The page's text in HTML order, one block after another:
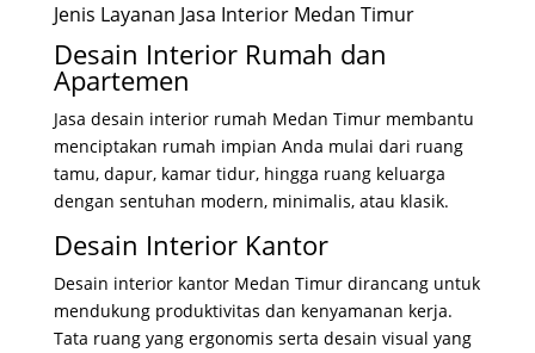
Jenis Layanan Jasa Interior Medan Timur
Desain Interior Rumah dan
Apartemen
Jasa desain interior rumah Medan Timur membantu
menciptakan rumah impian Anda mulai dari ruang
tamu, dapur, kamar tidur, hingga ruang keluarga
dengan sentuhan modern, minimalis, atau klasik.
Desain Interior Kantor
Desain interior kantor Medan Timur dirancang untuk
mendukung produktivitas dan kenyamanan kerja.
Tata ruang yang ergonomis serta desain visual yang